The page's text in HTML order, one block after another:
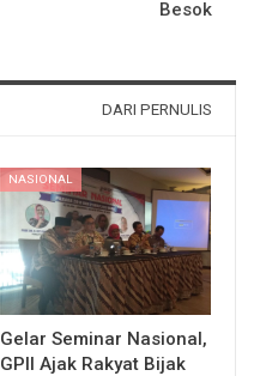
Besok
DARI PERNULIS
NASIONAL
Gelar Seminar Nasional,
GPII Ajak Rakyat Bijak